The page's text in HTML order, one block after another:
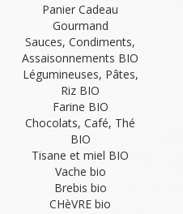
Panier Cadeau
Gourmand
Sauces, Condiments,
Assaisonnements BIO
Légumineuses, Pâtes,
Riz BIO
Farine BIO
Chocolats, Café, Thé
BIO
Tisane et miel BIO
Vache bio
Brebis bio
CHèVRE bio